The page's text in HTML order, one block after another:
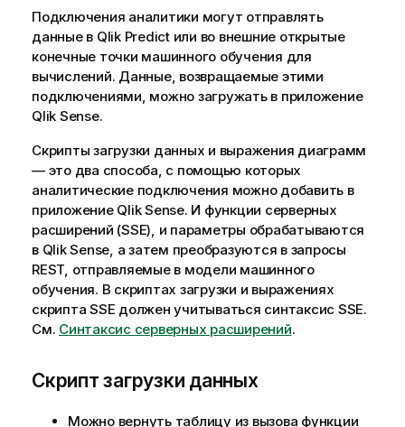
Подключения аналитики могут отправлять
данные в Qlik Predictили во внешние открытые
конечные точки машинного обучения для
вычислений. Данные, возвращаемые этими
подключениями, можно загружать в приложение
Qlik Sense.
Скрипты загрузки данных и выражения диаграмм
— это два способа, с помощью которых
аналитические подключения можно добавить в
приложение Qlik Sense. И функции серверных
расширений (SSE), и параметры обрабатываются
в Qlik Sense, а затем преобразуются в запросы
REST, отправляемые в модели машинного
обучения. В скриптах загрузки и выражениях
скрипта SSE должен учитываться синтаксис SSE.
См. Синтаксис серверных расширений.
Скрипт загрузки данных
Можно вернуть таблицу из вызова функции